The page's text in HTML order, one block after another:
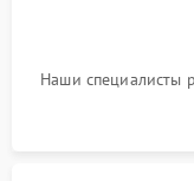
Наши специалисты